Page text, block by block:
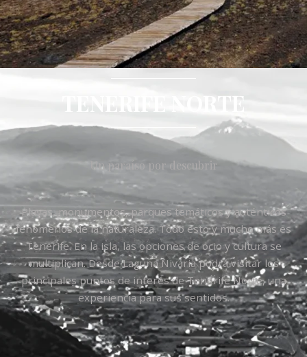
TENERIFE NORTE
Un paraíso por descubrir
Playas, monumentos, parques temáticos y auténticos
fenómenos de la naturaleza. Todo esto y mucho más es
Tenerife. En la isla, las opciones de ocio y cultura se
multiplican. Desde Laguna Nivaria podrá visitar los
principales puntos de interés de Tenerife Norte, una
experiencia para sus sentidos.